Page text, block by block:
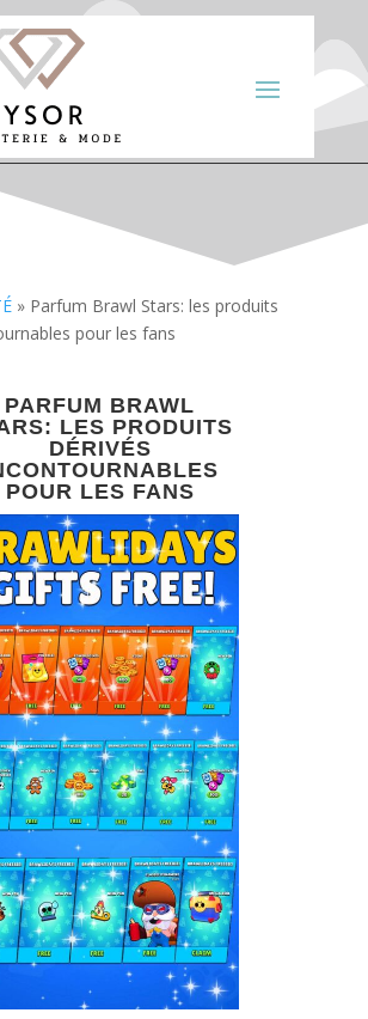
» Parfum Brawl Stars: les produits
pour les fans
PARFUM BRAWL
LES PRODUITS
DÉRIVÉS
POUR LES FANS